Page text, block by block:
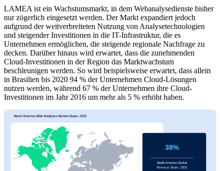
LAMEA ist ein Wachstumsmarkt, in dem Webanalysedienste bisher
nur zögerlich eingesetzt werden. Der Markt expandiert jedoch
aufgrund der weitverbreiteten Nutzung von Analysetechnologien
und steigender Investitionen in die IT-Infrastruktur, die es
Unternehmen ermöglichen, die steigende regionale Nachfrage zu
decken. Darüber hinaus wird erwartet, dass die zunehmenden
Cloud-Investitionen in der Region das Marktwachstum
beschleunigen werden. So wird beispielsweise erwartet, dass allein
in Brasilien bis 2020 94 % der Unternehmen Cloud-Lösungen
nutzen werden, während 67 % der Unternehmen ihre Cloud-
Investitionen im Jahr 2016 um mehr als 5 % erhöht haben.